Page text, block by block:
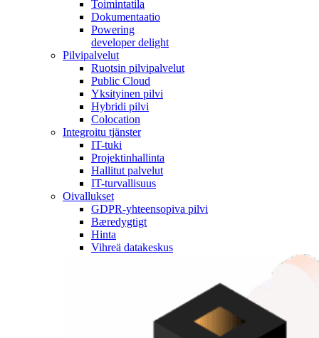
Toimintatila
Dokumentaatio
Powering
developer delight
Pilvipalvelut
Ruotsin pilvipalvelut
Public Cloud
Yksityinen pilvi
Hybridi pilvi
Colocation
Integroitu tjänster
IT-tuki
Projektinhallinta
Hallitut palvelut
IT-turvallisuus
Oivallukset
GDPR-yhteensopiva pilvi
Bæredygtigt
Hinta
Vihreä datakeskus